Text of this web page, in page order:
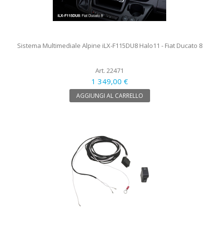
Sistema Multimediale Alpine iLX-F115DU8 Halo11 - Fiat Ducato 8
Art. 22471
1 349,00 €
AGGIUNGI AL CARRELLO